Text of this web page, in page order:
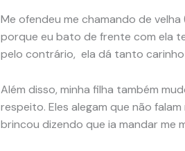
Me ofendeu me chamando de
porque eu bato de frente com ela
pelo contrário, ela dá tanto carinho
Além disso, minha filha também
respeito. Eles alegam que não
brincou dizendo que ia mandar me